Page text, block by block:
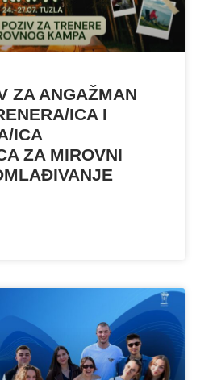
ZA ANGAŽMAN
ICA I
ICA
ZA MIROVNI